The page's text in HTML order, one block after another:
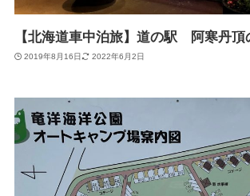
【北海道車中泊旅】道の駅 阿寒丹頂
2019年8月16日 2022年6月2日